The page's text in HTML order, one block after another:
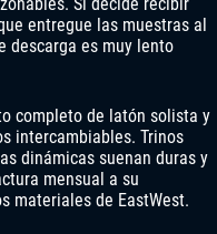
Si decide recibir
entregue las muestras al
descarga es muy lento
completo de latón solista y
intercambiables. Trinos
dinámicas suenan duras y
mensual a su
materiales de EastWest.